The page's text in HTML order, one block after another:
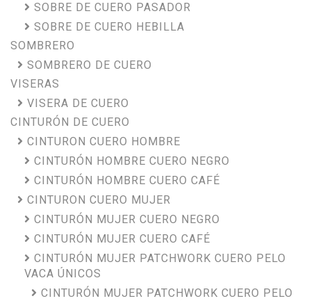
SOBRE DE CUERO PASADOR
SOBRE DE CUERO HEBILLA
SOMBRERO
SOMBRERO DE CUERO
VISERAS
VISERA DE CUERO
CINTURÓN DE CUERO
CINTURON CUERO HOMBRE
CINTURÓN HOMBRE CUERO NEGRO
CINTURÓN HOMBRE CUERO CAFÉ
CINTURON CUERO MUJER
CINTURÓN MUJER CUERO NEGRO
CINTURÓN MUJER CUERO CAFÉ
CINTURÓN MUJER PATCHWORK CUERO PELO
VACA ÚNICOS
CINTURÓN MUJER PATCHWORK CUERO PELO